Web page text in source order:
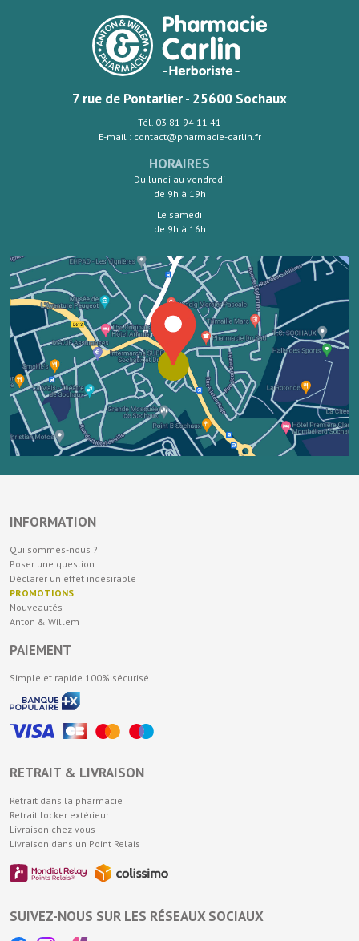
7 rue de Pontarlier - 25600 Sochaux
Tél. 03 81 94 11 41
E-mail : contact@pharmacie-carlin.fr
HORAIRES
Du lundi au vendredi
de 9h à 19h
Le samedi
de 9h à 16h
INFORMATION
Qui sommes-nous ?
Poser une question
Déclarer un effet indésirable
PROMOTIONS
Nouveautés
Anton & Willem
PAIEMENT
Simple et rapide 100% sécurisé
RETRAIT & LIVRAISON
Retrait dans la pharmacie
Retrait locker extérieur
Livraison chez vous
Livraison dans un Point Relais
SUIVEZ-NOUS SUR LES RÉSEAUX SOCIAUX